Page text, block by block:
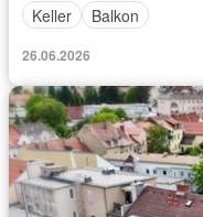
Keller
Balkon
26.06.2026